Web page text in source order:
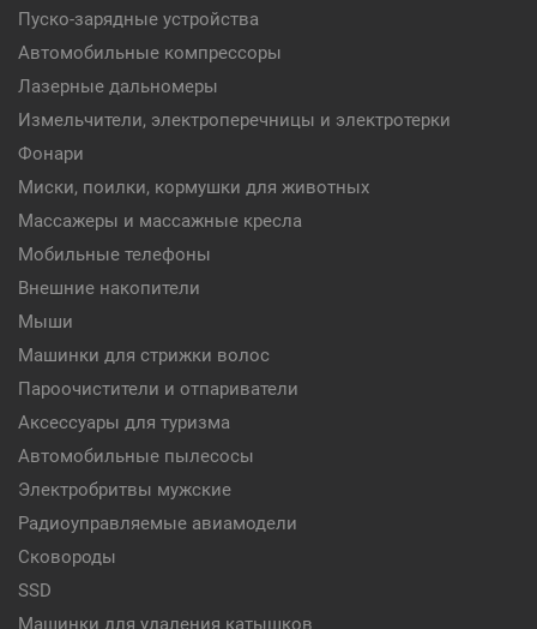
Пуско-зарядные устройства
Автомобильные компрессоры
Лазерные дальномеры
Измельчители, электроперечницы и электротерки
Фонари
Миски, поилки, кормушки для животных
Массажеры и массажные кресла
Мобильные телефоны
Внешние накопители
Мыши
Машинки для стрижки волос
Пароочистители и отпариватели
Аксессуары для туризма
Автомобильные пылесосы
Электробритвы мужские
Радиоуправляемые авиамодели
Сковороды
SSD
Машинки для удаления катышков